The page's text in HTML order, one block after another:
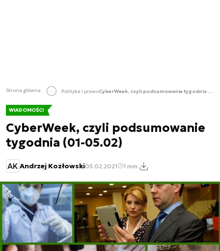
Strona główna Polityka i prawo CyberWeek, czyli podsumowanie tygodnia (01-05.02)
WIADOMOŚCI
CyberWeek, czyli podsumowanie
tygodnia (01-05.02)
AK Andrzej Kozłowski05.02.2021 1 min.